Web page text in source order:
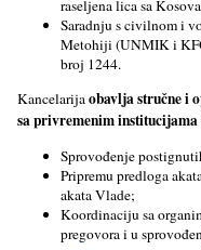
raseljena lica sa
Saradnju s civilnom i
Metohiji (UNMIK i
broj 1244.
Kancelarijaobavlja stručne i
sa privremenim
Sprovođenje
Pripremu predloga
akata Vlade;
Koordinaciju sa
pregovora i u